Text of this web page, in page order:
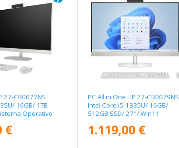
27-CR0077NS
16GB/ 1TB
Operativo
€
PC All in One HP 27-CR0079NS
Intel Core i5-1335U/ 16GB/
512GB SSD/ 27"/ Win11
1.119,00 €